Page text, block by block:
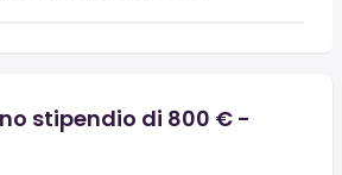
stipendio di 800 € -